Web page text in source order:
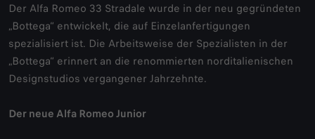
Der Alfa Romeo 33 Stradale wurde in der neu gegründeten
„Bottega“ entwickelt, die auf Einzelanfertigungen
spezialisiert ist. Die Arbeitsweise der Spezialisten in der
„Bottega“ erinnert an die renommierten norditalienischen
Designstudios vergangener Jahrzehnte.
Der neue Alfa Romeo Junior